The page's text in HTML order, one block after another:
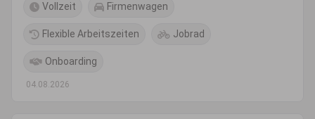
Vollzeit Firmenwagen
Flexible Arbeitszeiten Jobrad
Onboarding
04.08.2026